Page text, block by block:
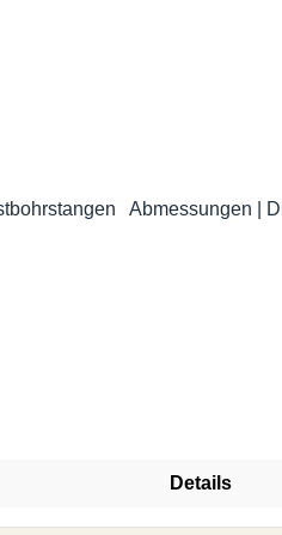
04-16 4 16 80 6 15 SC 05-
Details